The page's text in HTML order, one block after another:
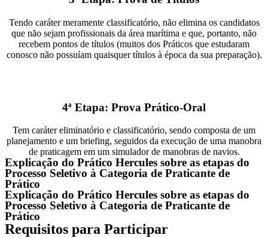
Tendo caráter meramente classificatório, não elimina os candidatos
que não sejam profissionais da área marítima e que, portanto, não
recebem pontos de títulos (muitos dos Práticos que estudaram
conosco não possuíam quaisquer títulos à época da sua preparação).
4ª Etapa: Prova Prático-Oral
Tem caráter eliminatório e classificatório, sendo composta de um
planejamento e um briefing, seguidos da execução de uma manobra
de praticagem em um simulador de manobras de navios.
Explicação do Prático Hercules sobre as etapas do
Processo Seletivo à Categoria de Praticante de
Prático
Explicação do Prático Hercules sobre as etapas do
Processo Seletivo à Categoria de Praticante de
Prático
Requisitos para Participar